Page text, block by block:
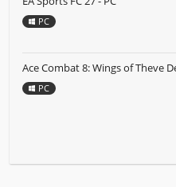
PC
Ace Combat 8: Wings of Theve
PC